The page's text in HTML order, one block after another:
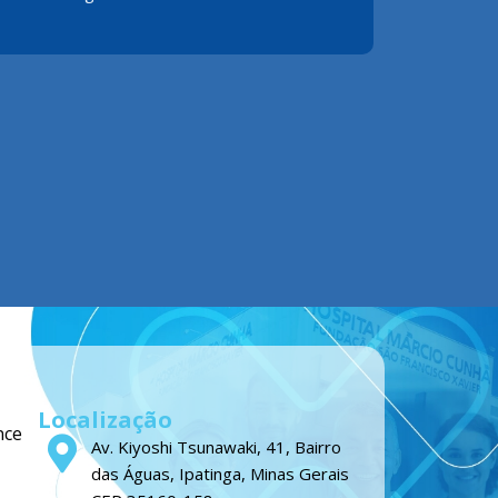
Localização
Av. Kiyoshi Tsunawaki, 41, Bairro
das Águas, Ipatinga, Minas Gerais